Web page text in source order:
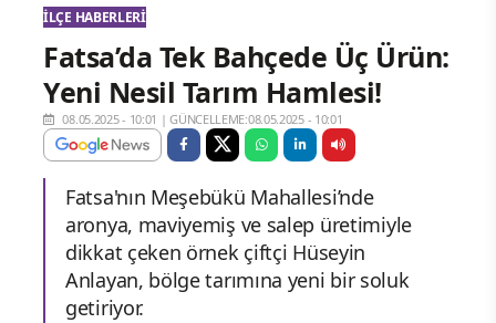
İLÇE HABERLERI
Fatsa’da Tek Bahçede Üç Ürün:
Yeni Nesil Tarım Hamlesi!
08.05.2025 - 10:01 |GÜNCELLEME:08.05.2025 - 10:01
Fatsa'nın Meşebükü Mahallesi’nde
aronya, maviyemiş ve salep üretimiyle
dikkat çeken örnek çiftçi Hüseyin
Anlayan, bölge tarımına yeni bir soluk
getiriyor.